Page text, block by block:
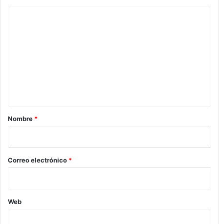
r
*
Nombre *
Correo electrónico *
Web